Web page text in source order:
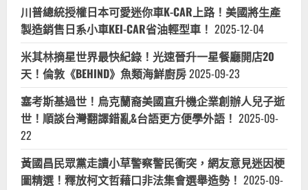
員、
狄
文
斯
DIVYNS
電
音、
糯
米
NOEMIE、
柯
安
彬、
國
籍
IG
臉
川普總統授權日本可愛迷你車K-CAR上路！美國將生產
製造銷售日系小車KEI-CAR省油輕型車！ 2025-12-04
米其林摘星世界最快紀錄！光速晉升一星餐廳開店20
天！倫敦《BEHIND》魚類海鮮廚房2025-09-23
塞考斯基過世！烏克蘭裔美國直升機企業創辦人兒子逝
世！順談台灣翻譯錯亂&台語更方便學外語！ 2025-09-
22
黃國昌民眾黨走讀小草警察警民衝突，網友意見迷因梗
圖精選！釋放柯文哲藉口非法集會選舉造勢！ 2025-09-